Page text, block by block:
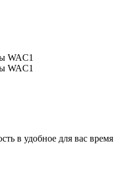
в удобное для вас время